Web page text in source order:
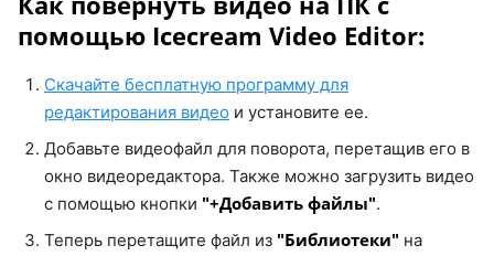
помощью Icecream Video Editor:
Скачайте бесплатную программу для
редактирования видео и установите ее.
Добавьте видеофайл для поворота, перетащив его в
окно видеоредактора. Также можно загрузить видео
с помощью кнопки "+Добавить файлы".
Теперь перетащите файл из "Библиотеки" на